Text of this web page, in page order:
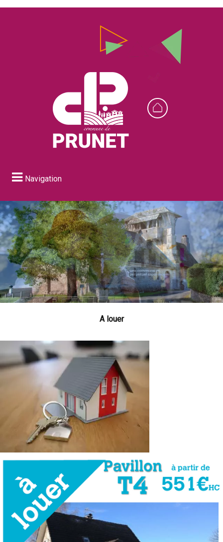
Navigation
A louer